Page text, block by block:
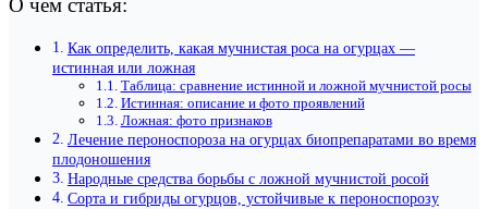
О чем статья:
Как определить, какая мучнистая роса на огурцах —
истинная или ложная
Таблица: сравнение истинной и ложной мучнистой росы
Истинная: описание и фото проявлений
Ложная: фото признаков
Лечение пероноспороза на огурцах биопрепаратами во время
плодоношения
Народные средства борьбы с ложной мучнистой росой
Сорта и гибриды огурцов, устойчивые к пероноспорозу